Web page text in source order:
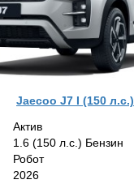
Jaecoo J7 I (150 л.с.)
Актив
1.6 (150 л.с.) Бензин
Робот
2026